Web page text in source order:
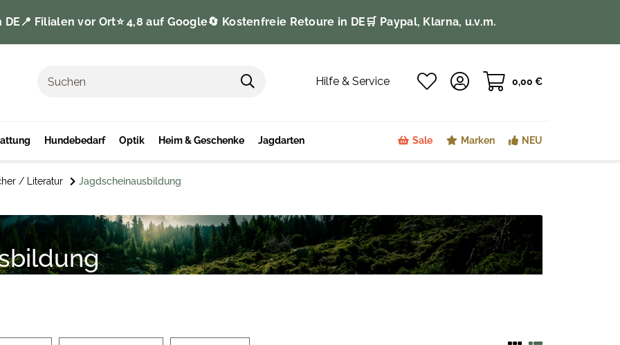
DE 📍 Filialen vor Ort⭐️ 4,8 auf Google🔄 Kostenfreie Retoure in DE 🛒 Paypal, Klarna, u.v.m.
Hilfe & Service 0,00 €
Hundebedarf Optik Heim & Geschenke Jagdarten Sale Marken NEU
/ Literatur Jagdscheinausbildung